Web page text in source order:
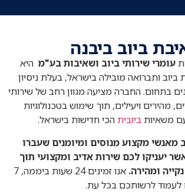
ביוב ביבנה
עומרי שירותי ביוב ושאיבות בע"מ​ היא
ותברואה מובילה בישראל, בעלת ניסיון
מ-20 שנים בתחום. החברה מציעה מגוון רחב של שירותי
מהירים ויעילים, תוך שימוש בטכנולוגיות
משאיות ביובית הכי חדישות בישראל.
מאנשי מקצוע מנוסים ומיומנים שעברו
יעניקו לכם שירות אדיב ומקצועי תוך
ומהירה.
אנו זמינים 24 שעות ביממה, 7
לעמוד לרשותכם בכל עת.